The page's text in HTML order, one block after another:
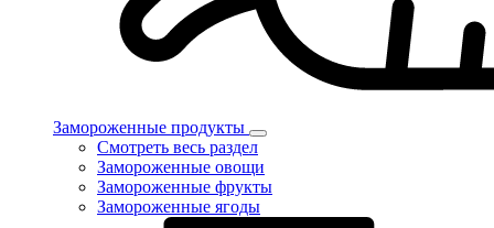
Замороженные продукты
Смотреть весь раздел
Замороженные овощи
Замороженные фрукты
Замороженные ягоды